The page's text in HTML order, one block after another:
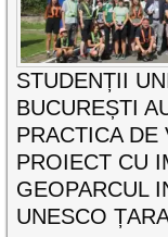
STUDENȚII
BUCUREȘTI
PRACTICA DE
PROIECT CU
GEOPARCUL
UNESCO